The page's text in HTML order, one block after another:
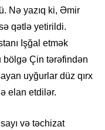
Nə yazıq ki, Əmir
qətlə yetirildi.
Işğal etmək
bölgə Çin tərəfindən
uyğurlar düz qırx
elan etdilər.
və təchizat